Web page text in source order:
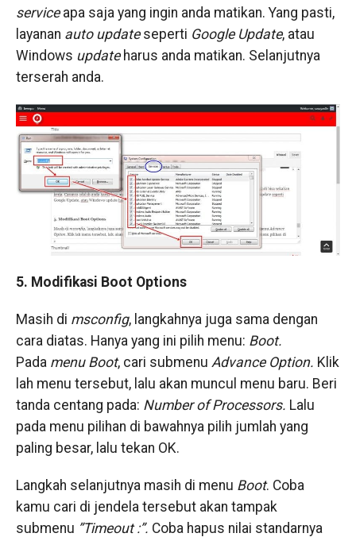
serviceapa saja yang ingin anda matikan. Yang pasti,
layanan auto updateseperti Google Update, atau
Windows updateharus anda matikan. Selanjutnya
terserah anda.
5. Modifikasi Boot Options
​​Masih di msconfig, langkahnya juga sama dengan
cara diatas. Hanya yang ini pilih menu: Boot.
Pada menu Boot, cari submenu Advance Option. ​Klik
lah menu tersebut, lalu akan muncul menu baru. Beri
tanda centang pada: ​Number of Processors. ​Lalu
pada menu pilihan di bawahnya pilih jumlah yang
paling besar, lalu tekan OK.
Langkah selanjutnya masih di menu Boot. Coba
kamu cari di jendela tersebut akan tampak
submenu ​”Timeout :”. ​Coba hapus nilai standarnya